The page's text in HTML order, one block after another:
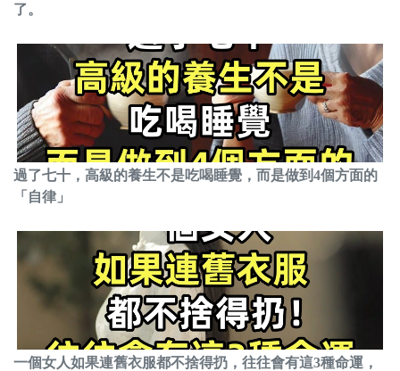
了。
過了七十，高級的養生不是吃喝睡覺，而是做到4個方面的
「自律」
一個女人如果連舊衣服都不捨得扔，往往會有這3種命運，